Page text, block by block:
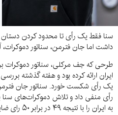
سنا فقط یک رأی تا محدود کردن دستان
داشت اما جان فترمن، سناتور دموکرات،
طرحی که جف مرکلی، سناتور دموکرات
ایران ارائه کرده بود و هفته گذشته
یک رأی شکست خورد. سناتور جان فترمن
رأی منفی داد و تلاش دموکرات‌های
به ایران را با نتیجه ۴۹ در برابر ۵۰ رای ضایع کرد.